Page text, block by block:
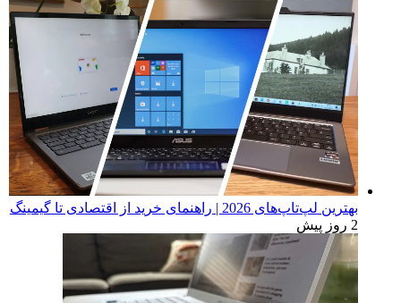
بهترین لپ‌تاپ‌های 2026 | راهنمای خرید از اقتصادی تا گیمینگ
2 روز پیش